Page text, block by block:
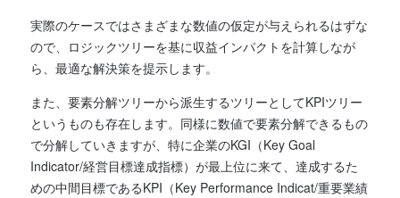
実際のケースではさまざまな数値の仮定が与えられるはずな
ので、ロジックツリーを基に収益インパクトを計算しなが
ら、最適な解決策を提示します。
また、要素分解ツリーから派生するツリーとしてKPIツリー
というものも存在します。同様に数値で要素分解できるもの
で分解していきますが、特に企業のKGI（Key Goal
Indicator/経営目標達成指標）が最上位に来て、達成するた
めの中間目標であるKPI（Key Performance Indicat/重要業績